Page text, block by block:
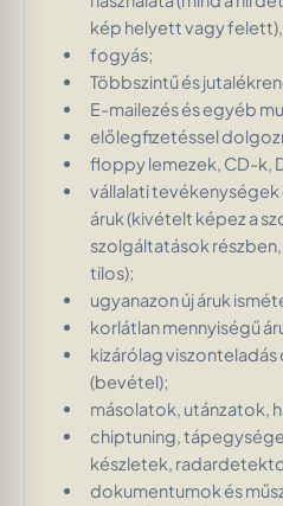
kép helyett vagy
fogyás;
Többszintű és
E-mailezés és egyéb
előlegfizetéssel
floppy lemezek, CD-k,
vállalati tevékenységek
áruk (kivételt képez a
szolgáltatások részben,
tilos);
ugyanazon új áruk
korlátlan mennyiségű
kizárólag viszonteladás
(bevétel);
másolatok, utánzatok,
chiptuning,
készletek,
dokumentumok és